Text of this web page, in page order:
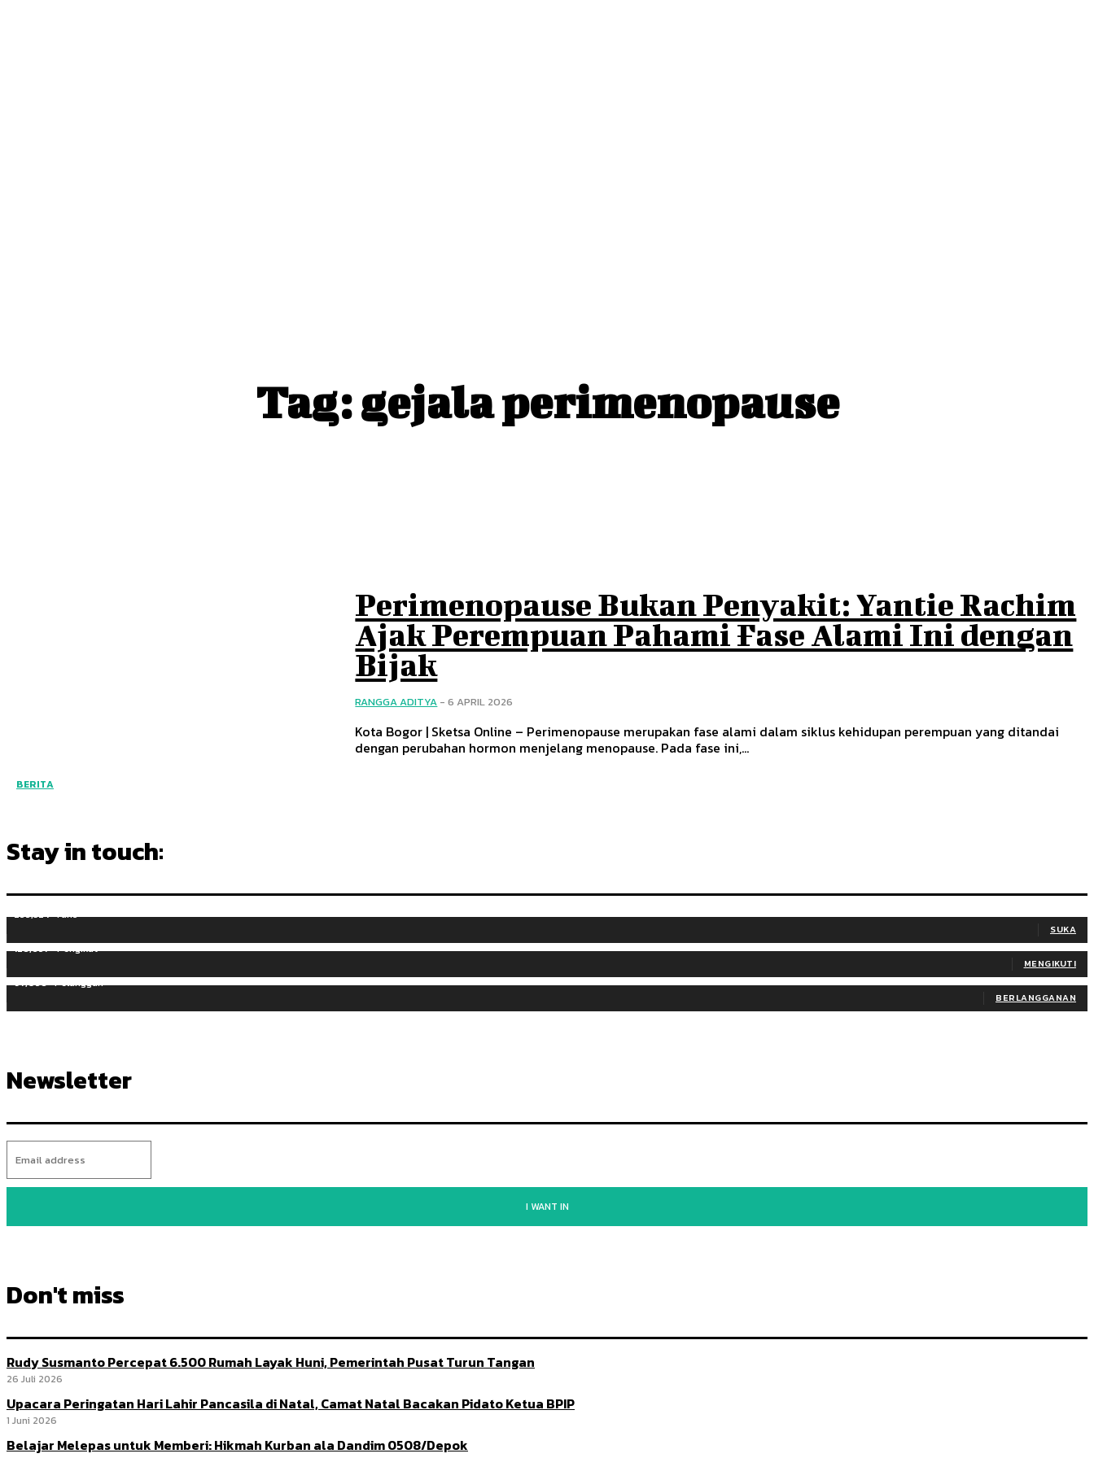
Tag:gejala perimenopause
BERITA
Perimenopause Bukan Penyakit: Yantie Rachim
Ajak Perempuan Pahami Fase Alami Ini dengan
Bijak
RANGGA ADITYA - 6 APRIL 2026
Kota Bogor | Sketsa Online – Perimenopause merupakan fase alami dalam siklus kehidupan perempuan yang ditandai
dengan perubahan hormon menjelang menopause. Pada fase ini,...
Stay in touch:
255,324 Fans
SUKA
128,657 Pengikut
MENGIKUTI
97,058 Pelanggan
BERLANGGANAN
Newsletter
I WANT IN
Don't miss
Rudy Susmanto Percepat 6.500 Rumah Layak Huni, Pemerintah Pusat Turun Tangan
26 Juli 2026
Upacara Peringatan Hari Lahir Pancasila di Natal, Camat Natal Bacakan Pidato Ketua BPIP
1 Juni 2026
Belajar Melepas untuk Memberi: Hikmah Kurban ala Dandim 0508/Depok